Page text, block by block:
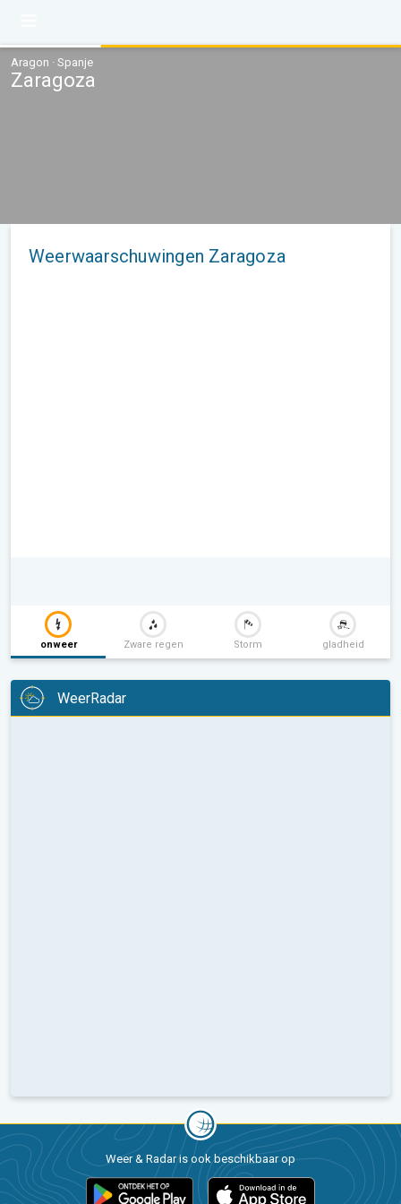
Aragon · Spanje
Zaragoza
Weerwaarschuwingen Zaragoza
onweer Zware regen Storm gladheid
WeerRadar
Weer & Radar is ook beschikbaar op